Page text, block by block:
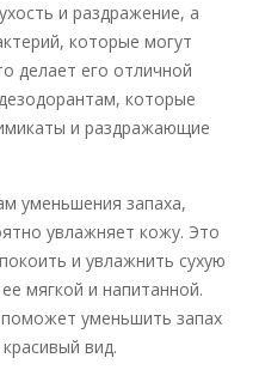
и раздражение, а
которые могут
делает его отличной
которые
и раздражающие
уменьшения запаха,
увлажняет кожу. Это
и увлажнить сухую
мягкой и напитанной.
уменьшить запах
вид.